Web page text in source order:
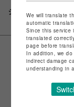
シェアするWe will translate
automatic
Since this service
translated
page before
In addition, we
indirect damage
understanding in